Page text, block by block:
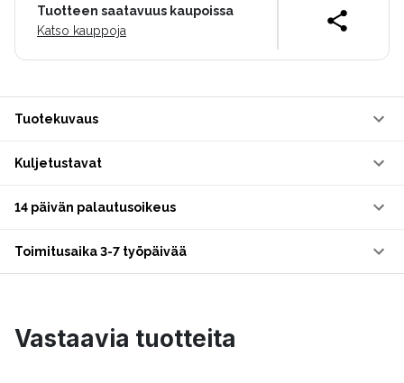
Tuotteen saatavuus kaupoissa
Katso kauppoja
Tuotekuvaus
Kuljetustavat
14 päivän palautusoikeus
Toimitusaika 3-7 työpäivää
Vastaavia tuotteita